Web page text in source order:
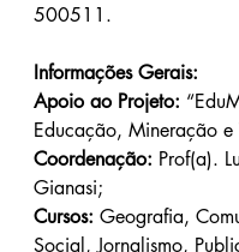
500511.
Informações Gerais:
Apoio ao Projeto:
Educação, Mineração e
Coordenação: Prof(a).
Gianasi;
Cursos: Geografia,
Social, Jornalismo,